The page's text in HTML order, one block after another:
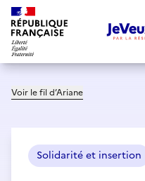
Voir le fil d’Ariane
Solidarité et insertion